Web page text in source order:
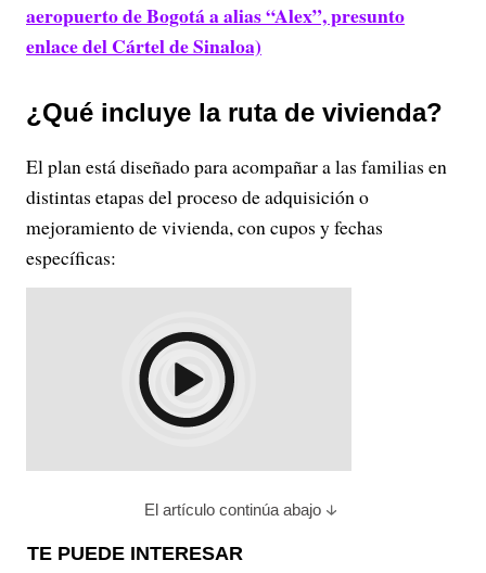
aeropuerto de Bogotá a alias “Alex”, presunto
enlace del Cártel de Sinaloa)
¿Qué incluye la ruta de vivienda?
El plan está diseñado para acompañar a las familias en
distintas etapas del proceso de adquisición o
mejoramiento de vivienda, con cupos y fechas
específicas:
El artículo continúa abajo
TE PUEDE INTERESAR